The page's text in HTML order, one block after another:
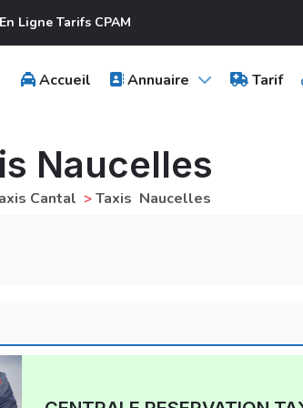
Ligne Tarifs CPAM
Accueil Annuaire Tarif
Naucelles
Cantal >Taxis Naucelles